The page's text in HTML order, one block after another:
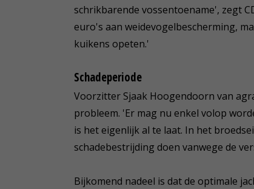
schrikbarende vossentoename', zegt
euro's aan weidevogelbescherming,
kuikens opeten.'
Schadeperiode
Voorzitter Sjaak Hoogendoorn van
probleem. 'Er mag nu enkel volop
is het eigenlijk al te laat. In het
schadebestrijding doen vanwege de
Bijkomend nadeel is dat de optimale